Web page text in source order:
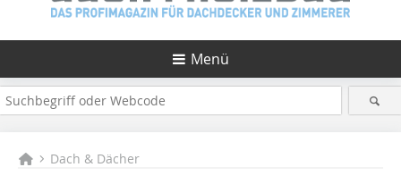
Menü
Dach & Dächer